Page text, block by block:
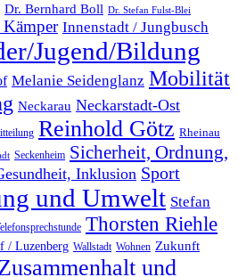
Dr. Bernhard Boll Dr. Stefan Fulst-Blei
Innenstadt / Jungbusch
Jugend/Bildung
Melanie Seidenglanz Mobilität
Neckarau Neckarstadt-Ost
Reinhold Götz Rheinau
Seckenheim Sicherheit, Ordnung,
Inklusion Sport
und Umwelt Stefan
Thorsten Riehle
/ Luzenberg Wallstadt Wohnen Zukunft
und